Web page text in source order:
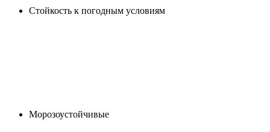
Cтойкость к погодным условиям
Морозоустойчивые